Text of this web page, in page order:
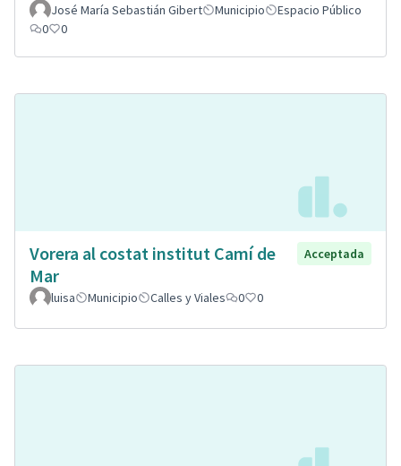
José María Sebastián Gibert Municipio
Espacio Público
0
0
Vorera al costat institut Camí de
Mar
Acceptada
luisa Municipio Calles y Viales 0 0